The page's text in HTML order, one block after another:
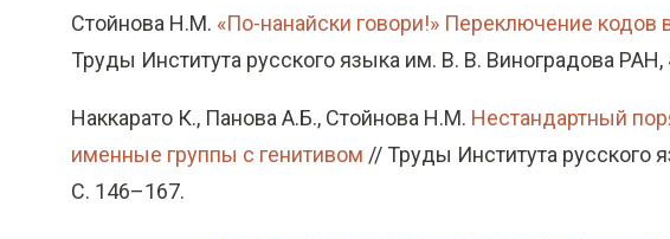
Стойнова Н.М. «По-нанайски говори!» Переключение
Труды Института русского языка им. В. В. Виноградова
Наккарато К., Панова А.Б., Стойнова Н.М. Нестандартный
именные группы с генитивом // Труды Института русского
С. 146–167.